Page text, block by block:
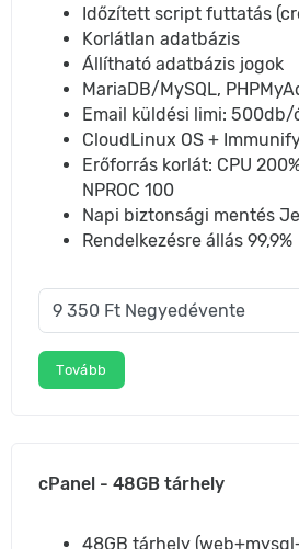
Időzített script futtatás
Korlátlan adatbázis
Állítható adatbázis jogok
MariaDB/MySQL,
Email küldési limi: 500db/
CloudLinux OS +
Erőforrás korlát: CPU
NPROC 100
Napi biztonsági mentés
Rendelkezésre állás 99,9%
Tovább
cPanel - 48GB tárhely
48GB tárhely